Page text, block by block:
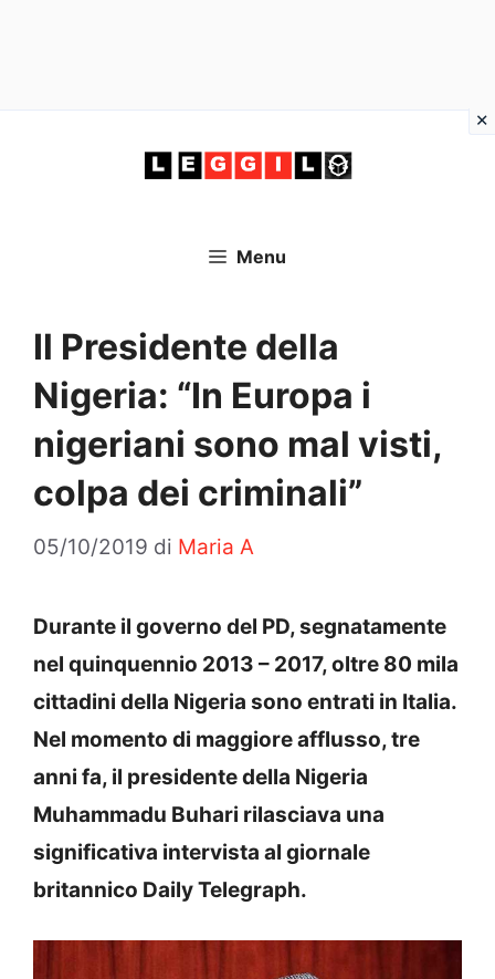
Menu
Il Presidente della
Nigeria: “In Europa i
nigeriani sono mal visti,
colpa dei criminali”
05/10/2019 di Maria A
Durante il governo del PD, segnatamente
nel quinquennio 2013 – 2017, oltre 80 mila
cittadini della Nigeria sono entrati in Italia.
Nel momento di maggiore afflusso, tre
anni fa, il presidente della Nigeria
Muhammadu Buhari rilasciava una
significativa intervista al giornale
britannico Daily Telegraph.